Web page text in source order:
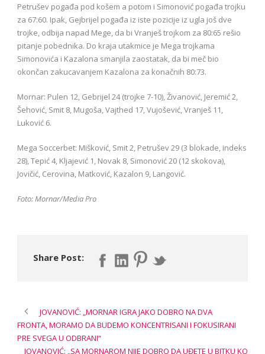
Petrušev pogađa pod košem a potom i Simonović pogađa trojku
za 67:60. Ipak, Gejbrijel pogađa iz iste pozicije iz ugla još dve
trojke, odbija napad Mege, da bi Vranješ trojkom za 80:65 rešio
pitanje pobednika. Do kraja utakmice je Mega trojkama
Simonovića i Kazalona smanjila zaostatak, da bi meč bio
okončan zakucavanjem Kazalona za konačnih 80:73.
Mornar: Pulen 12, Gebrijel 24 (trojke 7-10), Živanović, Jeremić 2,
Šehović, Smit 8, Mugoša, Vajthed 17, Vujošević, Vranješ 11,
Luković 6.
Mega Soccerbet: Mišković, Smit 2, Petrušev 29 (3 blokade, indeks
28), Tepić 4, Kljajević 1, Novak 8, Simonović 20 (12 skokova),
Jovičić, Cerovina, Matković, Kazalon 9, Langović.
Foto: Mornar/Media Pro
Share Post:
JOVANOVIĆ: „MORNAR IGRA JAKO DOBRO NA DVA
FRONTA, MORAMO DA BUDEMO KONCENTRISANI I FOKUSIRANI
PRE SVEGA U ODBRANI“
JOVANOVIĆ: „SA MORNAROM NIJE DOBRO DA UĐETE U BITKU KO